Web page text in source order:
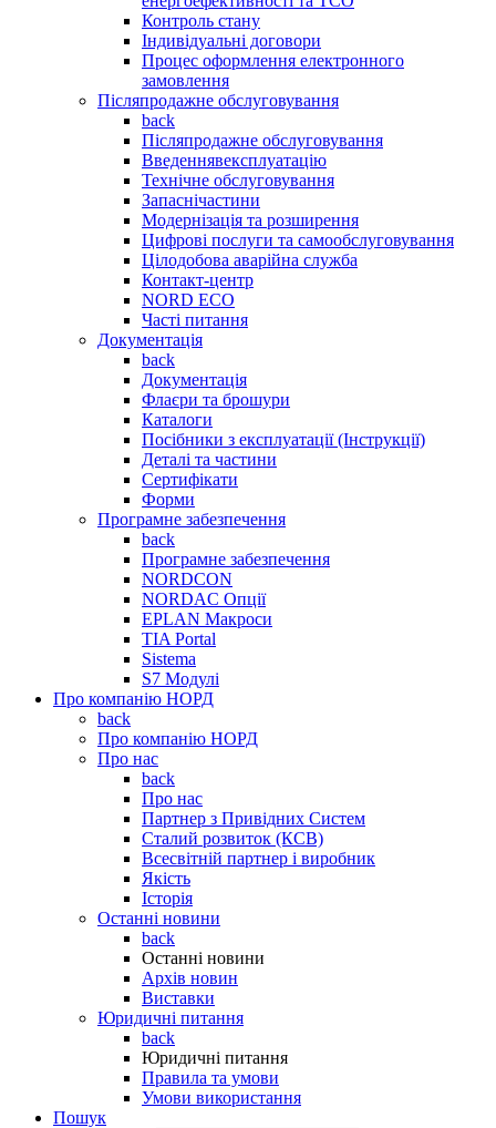
Контроль стану
Індивідуальні договори
Процес оформлення електронного
замовлення
Післяпродажне обслуговування
back
Післяпродажне обслуговування
Введеннявексплуатацію
Технічне обслуговування
Запаснічастини
Модернізація та розширення
Цифрові послуги та самообслуговування
Цілодобова аварійна служба
Контакт-центр
NORD ECO
Часті питання
Документація
back
Документація
Флаєри та брошури
Каталоги
Посібники з експлуатації (Інструкції)
Деталі та частини
Сертифікати
Форми
Програмне забезпечення
back
Програмне забезпечення
NORDCON
NORDAC Опції
EPLAN Макроси
TIA Portal
Sistema
S7 Модулі
Про компанію НОРД
back
Про компанію НОРД
Про нас
back
Про нас
Партнер з Привідних Систем
Сталий розвиток (КСВ)
Всесвітній партнер і виробник
Якість
Історія
Останні новини
back
Останні новини
Архів новин
Виставки
Юридичні питання
back
Юридичні питання
Правила та умови
Умови використання
Пошук